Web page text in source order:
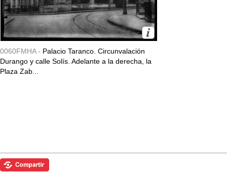
0060FMHA - Palacio Taranco. Circunvalación
Durango y calle Solís. Adelante a la derecha, la
Plaza Zab...